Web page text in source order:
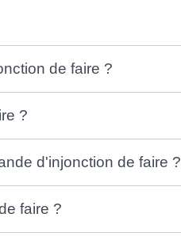
de faire ?
?
d'injonction de faire ?
faire ?